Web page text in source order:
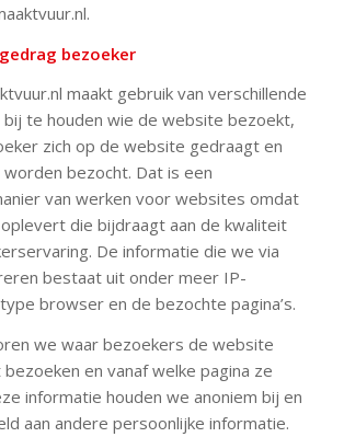
bezoeker
maakt gebruik van verschillende
bij te houden wie de website bezoekt,
zich op de website gedraagt en
worden bezocht. Dat is een
van werken voor websites omdat
die bijdraagt aan de kwaliteit
De informatie die we via
bestaat uit onder meer IP-
browser en de bezochte pagina’s.
we waar bezoekers de website
en vanaf welke pagina ze
informatie houden we anoniem bij en
aan andere persoonlijke informatie.